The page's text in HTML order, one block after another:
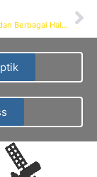
Internet kantor dan Berbagai Hal Penting yang Harus Kalian Ketahui Tentangnya